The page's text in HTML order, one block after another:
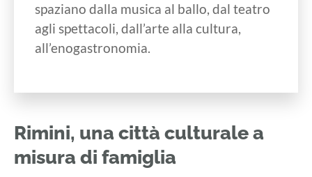
spaziano dalla musica al ballo, dal teatro
agli spettacoli, dall’arte alla cultura,
all’enogastronomia.
Rimini, una città culturale a
misura di famiglia